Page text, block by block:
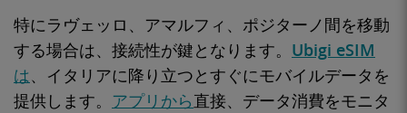
特にラヴェッロ、アマルフィ、ポジターノ間を移動
する場合は、接続性が鍵となります。 Ubigi eSIM
は、イタリアに降り立つとすぐにモバイルデータを
提供します。 アプリから直接、データ消費をモニタ